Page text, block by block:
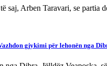
saj, Arben Taravari, se partia
gjykimi për lehonën nga